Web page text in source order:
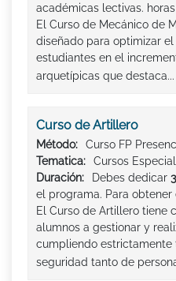
académicas lectivas. horas
El Curso de Mecánico de
diseñado para optimizar
estudiantes en el
arquetípicas que destaca...
Curso de Artillero
Método:
Curso FP
Tematica:
Cursos
Duración:
Debes dedicar
el programa. Para
El Curso de Artillero tiene
alumnos a gestionar y
cumpliendo estrictamente
seguridad tanto de